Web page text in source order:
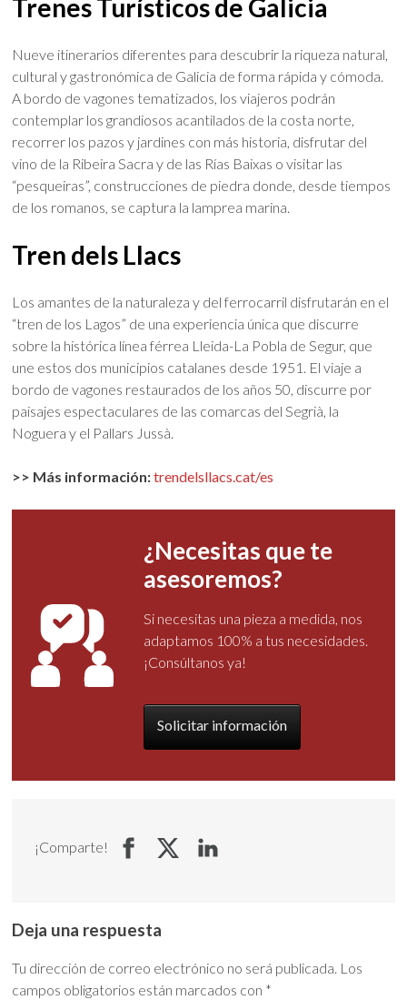
Trenes Turísticos de Galicia
Nueve itinerarios diferentes para descubrir la riqueza natural,
cultural y gastronómica de Galicia de forma rápida y cómoda.
A bordo de vagones tematizados, los viajeros podrán
contemplar los grandiosos acantilados de la costa norte,
recorrer los pazos y jardines con más historia, disfrutar del
vino de la Ribeira Sacra y de las Rías Baixas o visitar las
“pesqueiras”, construcciones de piedra donde, desde tiempos
de los romanos, se captura la lamprea marina.
Tren dels Llacs
Los amantes de la naturaleza y del ferrocarril disfrutarán en el
“tren de los Lagos” de una experiencia única que discurre
sobre la histórica línea férrea Lleida-La Pobla de Segur, que
une estos dos municipios catalanes desde 1951. El viaje a
bordo de vagones restaurados de los años 50, discurre por
paisajes espectaculares de las comarcas del Segrià, la
Noguera y el Pallars Jussà.
>> Más información:trendelsllacs.cat/es
¿Necesitas que te
asesoremos?
Si necesitas una pieza a medida, nos
adaptamos 100% a tus necesidades.
¡Consúltanos ya!
Solicitar información
¡Comparte!
Deja una respuesta
Tu dirección de correo electrónico no será publicada. Los
campos obligatorios están marcados con *